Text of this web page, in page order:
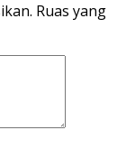
Ruas yang